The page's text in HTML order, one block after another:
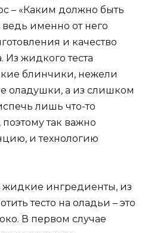
– «Каким должно быть
ведь именно от него
и качество
Из жидкого теста
блинчики, нежели
оладушки, а из слишком
лишь что-то
так важно
и технологию
ингредиенты, из
тесто на оладьи – это
В первом случае